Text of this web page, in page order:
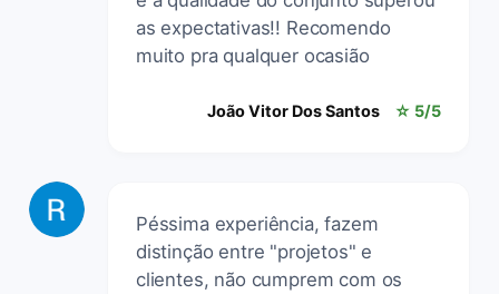
as expectativas!! Recomendo
muito pra qualquer ocasião
João Vitor Dos Santos ☆ 5/5
Péssima experiência, fazem
distinção entre "projetos" e
clientes, não cumprem com os